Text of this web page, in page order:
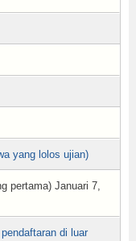
yang lolos ujian)
pertama) Januari 7,
di luar